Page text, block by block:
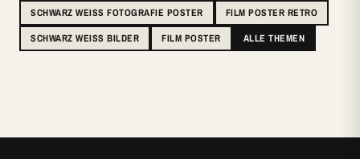
SCHWARZ WEISS FOTOGRAFIE POSTER
FILM POSTER RETRO
SCHWARZ WEISS BILDER
FILM POSTER ALLE THEMEN